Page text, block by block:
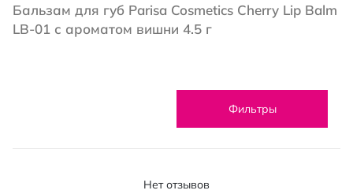
Бальзам для губ Parisa Cosmetics Cherry Lip Balm
LB-01 с ароматом вишни 4.5 г
Фильтры
Нет отзывов